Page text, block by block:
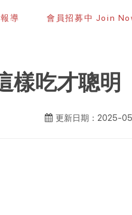
導 會員招募中 Join
樣吃才聰明
更新日期：2025-